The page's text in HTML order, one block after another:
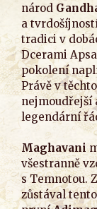
národ
a
tradici v
Dcerami
pokolení
Právě v
nejmoudřejší
legendární
Maghavani
všestranně
s Temnotou.
zůstával